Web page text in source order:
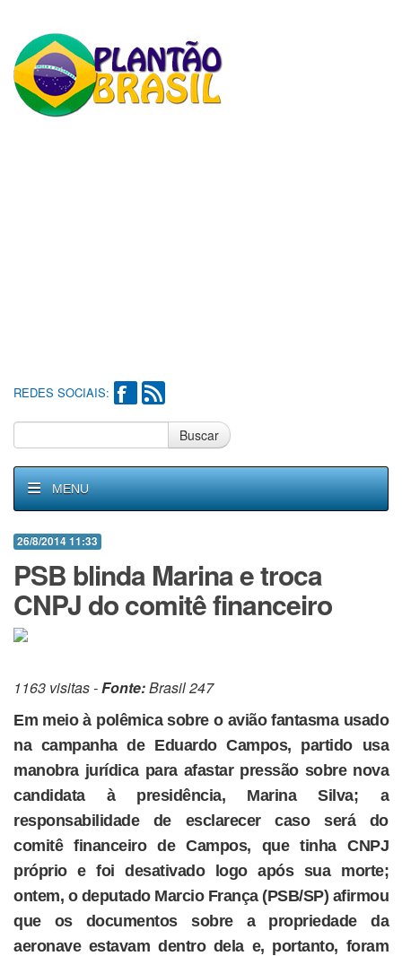
REDES SOCIAIS:
Buscar
MENU
26/8/2014 11:33
PSB blinda Marina e troca
CNPJ do comitê financeiro
1163 visitas -Fonte:Brasil 247
Em meio à polêmica sobre o avião fantasma usado
na campanha de Eduardo Campos, partido usa
manobra jurídica para afastar pressão sobre nova
candidata à presidência, Marina Silva; a
responsabilidade de esclarecer caso será do
comitê financeiro de Campos, que tinha CNPJ
próprio e foi desativado logo após sua morte;
ontem, o deputado Marcio França (PSB/SP) afirmou
que os documentos sobre a propriedade da
aeronave estavam dentro dela e, portanto, foram